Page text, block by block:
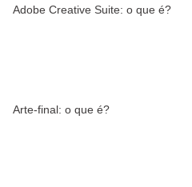
Adobe Creative Suite: o que é?
Arte-final: o que é?